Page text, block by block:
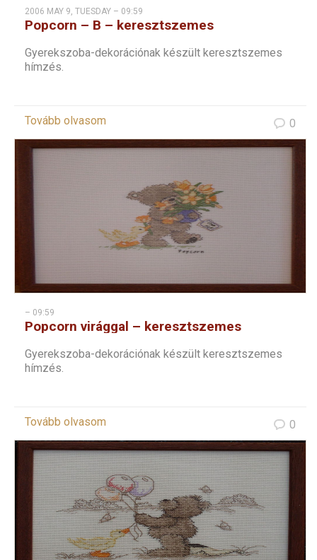
2006 MAY 9, TUESDAY – 09:59
Popcorn – B – keresztszemes
Gyerekszoba-dekorációnak készült keresztszemes
hímzés.
Tovább olvasom 0
– 09:59
Popcorn virággal – keresztszemes
Gyerekszoba-dekorációnak készült keresztszemes
hímzés.
Tovább olvasom 0